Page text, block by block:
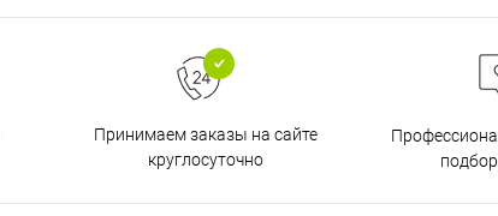
Принимаем заказы на сайте
круглосуточно